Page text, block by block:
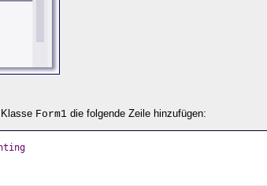
Form1 die folgende Zeile hinzufügen: